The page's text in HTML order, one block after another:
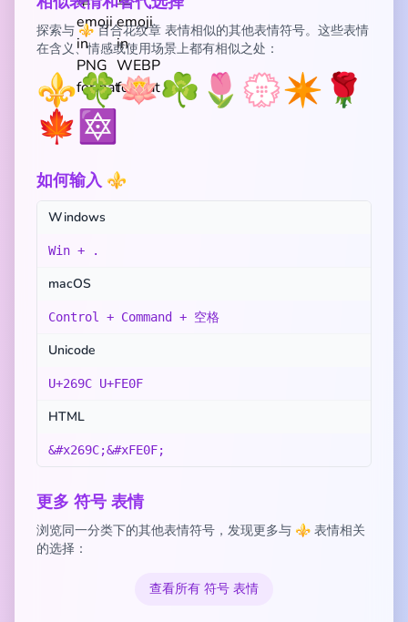
探索与 ⚜️ 百合花纹章 表情相似的其他表情符号。这些表情
在含义、情感或使用场景上都有相似之处：
⚜️🍀🪷☘️ 🌷 💮✴️ 🌹
🍁🔯
如何输入 ⚜️
Windows
Win + .
macOS
Control + Command + 空格
Unicode
U+269C U+FE0F
HTML
&#x269C;&#xFE0F;
更多 符号 表情
浏览同一分类下的其他表情符号，发现更多与 ⚜️ 表情相关
的选择：
查看所有 符号 表情